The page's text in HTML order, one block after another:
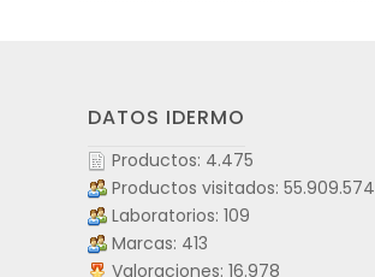
DATOS IDERMO
Productos: 4.475
Productos visitados: 55.909.574
Laboratorios: 109
Marcas: 413
Valoraciones: 16.978